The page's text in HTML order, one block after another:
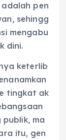
adalah pen
sehingg
mengabu
dini.
keterlib
tingkat ak
ma
itu, gen